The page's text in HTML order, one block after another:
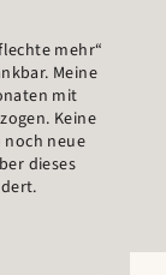
mehr“
Meine
mit
Keine
noch neue
dieses